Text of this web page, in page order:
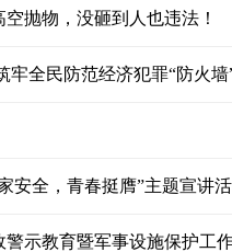
空抛物，没砸到人也违法！
牢全民防范经济犯罪“防火墙
安全，青春挺膺”主题宣讲
示教育暨军事设施保护工